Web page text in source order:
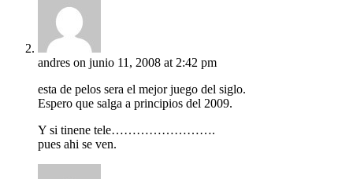
andres on junio 11, 2008 at 2:42 pm
esta de pelos sera el mejor juego del siglo.
Espero que salga a principios del 2009.
Y si tinene tele…………………….
pues ahi se ven.